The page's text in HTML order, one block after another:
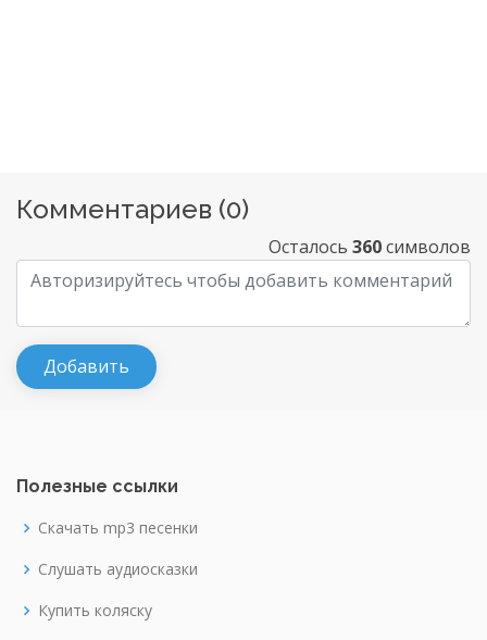
Комментариев (0)
Осталось 360символов
Полезные ссылки
Скачать mp3 песенки
Слушать аудиосказки
Купить коляску